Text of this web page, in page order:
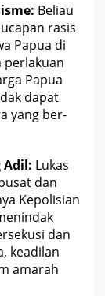
Beliau
rasis
Papua di
perlakuan
Papua
dapat
yang ber-
Adil: Lukas
dan
Kepolisian
dan
keadilan
amarah